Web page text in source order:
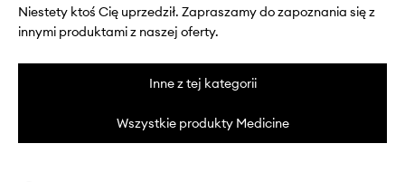
Niestety ktoś Cię uprzedził. Zapraszamy do zapoznania się z
innymi produktami z naszej oferty.
Inne z tej kategorii
Wszystkie produkty Medicine